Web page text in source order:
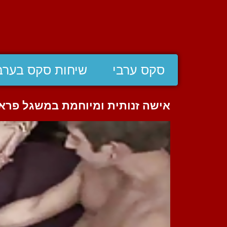
סקס ערבי שיחות סקס
אישה זנותית ומיוחמת במשגל